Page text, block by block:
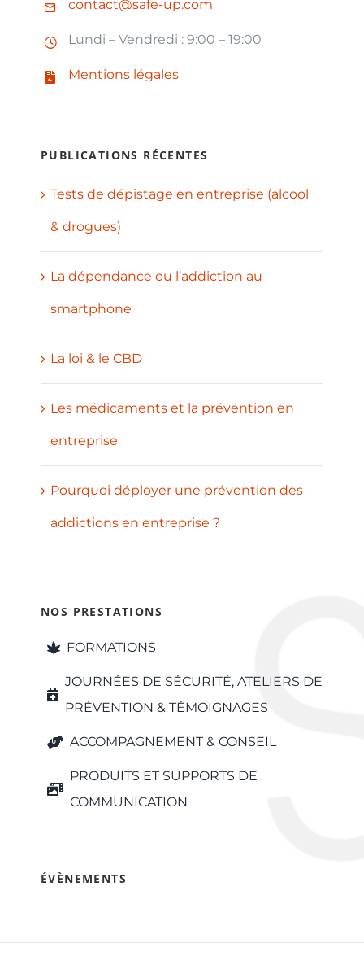
contact@safe-up.com
Lundi – Vendredi : 9:00 – 19:00
Mentions légales
PUBLICATIONS RÉCENTES
Tests de dépistage en entreprise (alcool
& drogues)
La dépendance ou l’addiction au
smartphone
La loi & le CBD
Les médicaments et la prévention en
entreprise
Pourquoi déployer une prévention des
addictions en entreprise ?
NOS PRESTATIONS
FORMATIONS
JOURNÉES DE SÉCURITÉ, ATELIERS DE
PRÉVENTION & TÉMOIGNAGES
ACCOMPAGNEMENT & CONSEIL
PRODUITS ET SUPPORTS DE
COMMUNICATION
ÉVÈNEMENTS